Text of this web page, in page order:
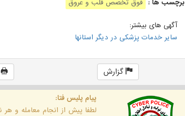
برچسب ها : فوق تخصص قلب و عروق
آگهی های بیشتر:
سایر خدمات پزشکی در دیگر استانها
گزارش
پیام پلیس فتا:
لطفا پیش از انجام معامله و